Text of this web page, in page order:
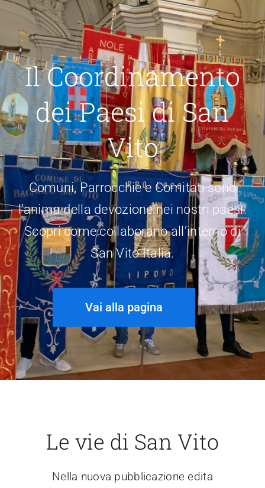
Il Coordinamento
dei Paesi di San
Vito
Comuni, Parrocchie e Comitati sono
l’anima della devozione nei nostri paesi.
Scopri come collaborano all’interno di
San Vito Italia.
Vai alla pagina
Le vie di San Vito
Nella nuova pubblicazione edita